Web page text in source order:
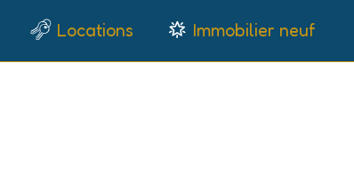
Locations Immobilier neuf